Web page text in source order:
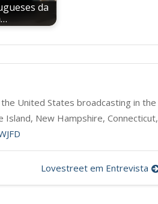
da
United States broadcasting in the
New Hampshire, Connecticut,
Lovestreet em Entrevista